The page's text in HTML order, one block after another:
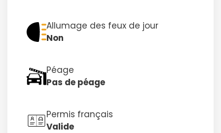
Allumage des feux de jour
Non
Péage
Pas de péage
Permis français
Valide